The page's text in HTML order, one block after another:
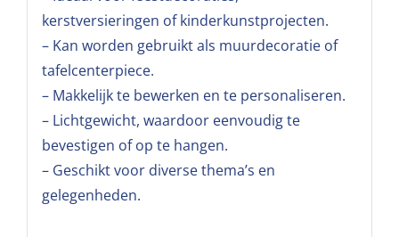
kerstversieringen of kinderkunstprojecten.
– Kan worden gebruikt als muurdecoratie of
tafelcenterpiece.
– Makkelijk te bewerken en te personaliseren.
– Lichtgewicht, waardoor eenvoudig te
bevestigen of op te hangen.
– Geschikt voor diverse thema’s en
gelegenheden.